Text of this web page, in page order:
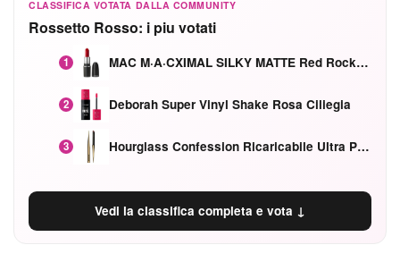
CLASSIFICA VOTATA DALLA COMMUNITY
Rossetto Rosso: i piu votati
1 MAC M·A·CXIMAL SILKY MATTE Red Rock mat
2 Deborah Super Vinyl Shake Rosa Ciliegia
3 Hourglass Confession Ricaricabile Ultra Preciso Ad Alta Intensità Secretly Classic Red
Vedi la classifica completa e vota ↓